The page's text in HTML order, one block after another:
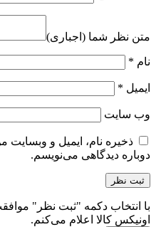
متن نظر شما (اجباری)
نام *
ایمیل *
وب‌ سایت
ذخیره نام، ایمیل و وبسایت
دوباره دیدگاهی می‌نویسم.
با انتخاب دکمه "ثبت نظر"
اونیکس کالا اعلام می‌کنم.